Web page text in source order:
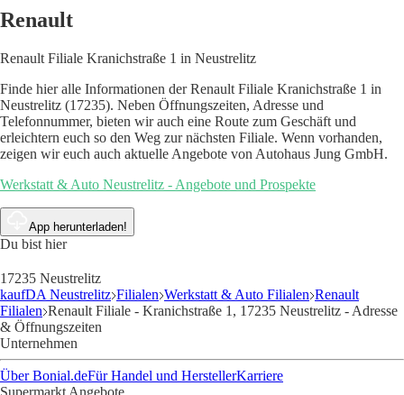
Renault
Renault Filiale Kranichstraße 1 in Neustrelitz
Finde hier alle Informationen der Renault Filiale Kranichstraße 1 in
Neustrelitz (17235). Neben Öffnungszeiten, Adresse und
Telefonnummer, bieten wir auch eine Route zum Geschäft und
erleichtern euch so den Weg zur nächsten Filiale. Wenn vorhanden,
zeigen wir euch auch aktuelle Angebote von Autohaus Jung GmbH.
Werkstatt & Auto Neustrelitz - Angebote und Prospekte
App herunterladen!
Du bist hier
17235 Neustrelitz
kaufDA Neustrelitz Filialen Werkstatt & Auto Filialen Renault
Filialen Renault Filiale - Kranichstraße 1, 17235 Neustrelitz - Adresse
& Öffnungszeiten
Unternehmen
Über Bonial.deFür Handel und HerstellerKarriere
Supermarkt Angebote